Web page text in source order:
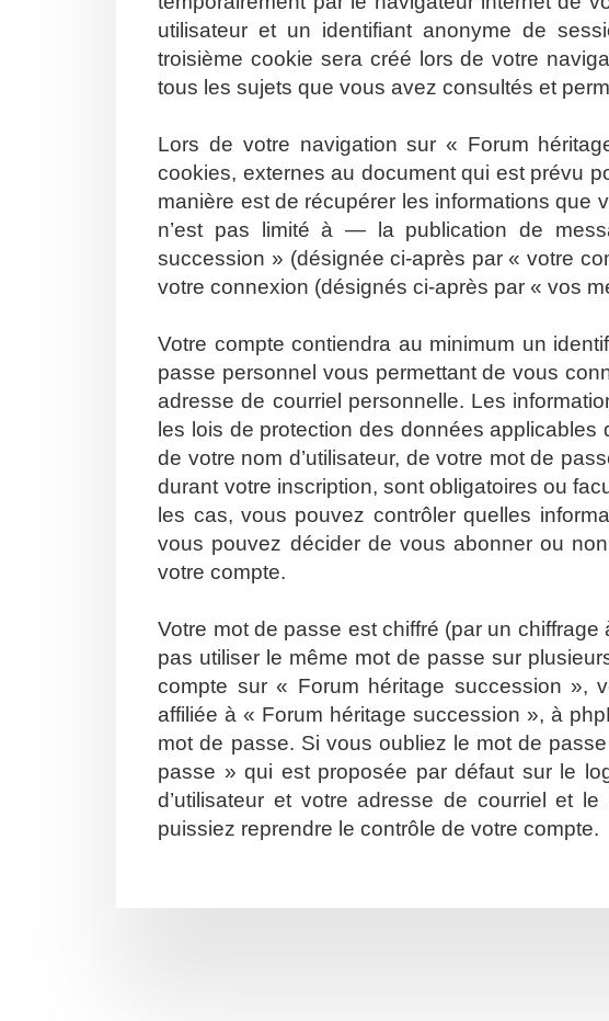
utilisateur et un identifiant anonyme de
troisième cookie sera créé lors de votre
tous les sujets que vous avez consultés et
Lors de votre navigation sur « Forum
cookies, externes au document qui est prévu
manière est de récupérer les informations
n’est pas limité à — la publication de
succession » (désignée ci-après par « votre
votre connexion (désignés ci-après par « vos
Votre compte contiendra au minimum un
passe personnel vous permettant de vous
adresse de courriel personnelle. Les
les lois de protection des données
de votre nom d’utilisateur, de votre mot de
durant votre inscription, sont obligatoires ou
les cas, vous pouvez contrôler quelles
vous pouvez décider de vous abonner ou
votre compte.
Votre mot de passe est chiffré (par un
pas utiliser le même mot de passe sur
compte sur « Forum héritage succession »,
affiliée à « Forum héritage succession », à
mot de passe. Si vous oubliez le mot de
passe » qui est proposée par défaut sur le
d’utilisateur et votre adresse de courriel et
puissiez reprendre le contrôle de votre compte.